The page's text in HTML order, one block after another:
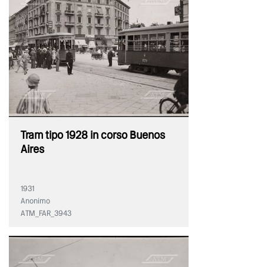
Tram tipo 1928 in corso Buenos
Aires
1931
Anonimo
ATM_FAR_3943